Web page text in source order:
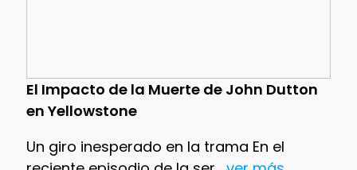
El Impacto de la Muerte de John Dutton
en Yellowstone
Un giro inesperado en la trama En el